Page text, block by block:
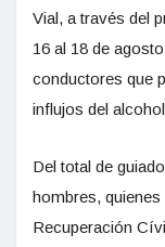
Vial, a través del
16 al 18 de
conductores que
influjos del
Del total de
hombres,
Recuperación